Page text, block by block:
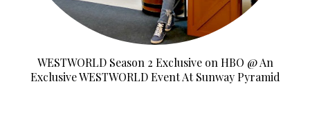
WESTWORLD Season 2 Exclusive on HBO @ An
Exclusive WESTWORLD Event At Sunway Pyramid